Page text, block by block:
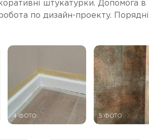
штукатурки. Допомога в
по дизайн-проекту.
4 ФОТО 5 ФОТО